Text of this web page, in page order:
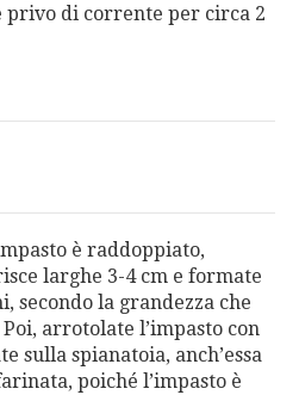
privo di corrente per circa 2
è raddoppiato,
larghe 3-4 cm e formate
secondo la grandezza che
arrotolate l’impasto con
sulla spianatoia, anch’essa
poiché l’impasto è